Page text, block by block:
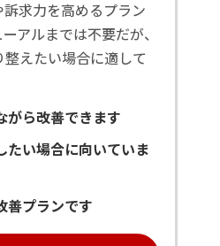
訴求力を高めるプラン
アルまでは不要だが、
えたい場合に適して
がら改善できます
たい場合に向いていま
善プランです